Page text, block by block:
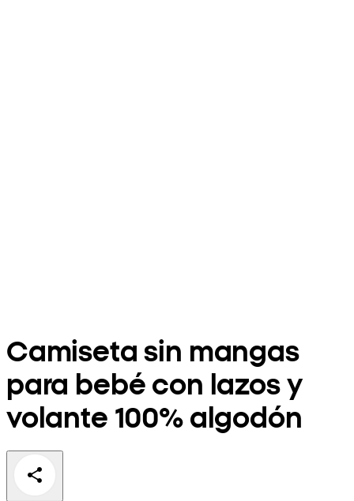
Camiseta sin mangas
para bebé con lazos y
volante 100% algodón